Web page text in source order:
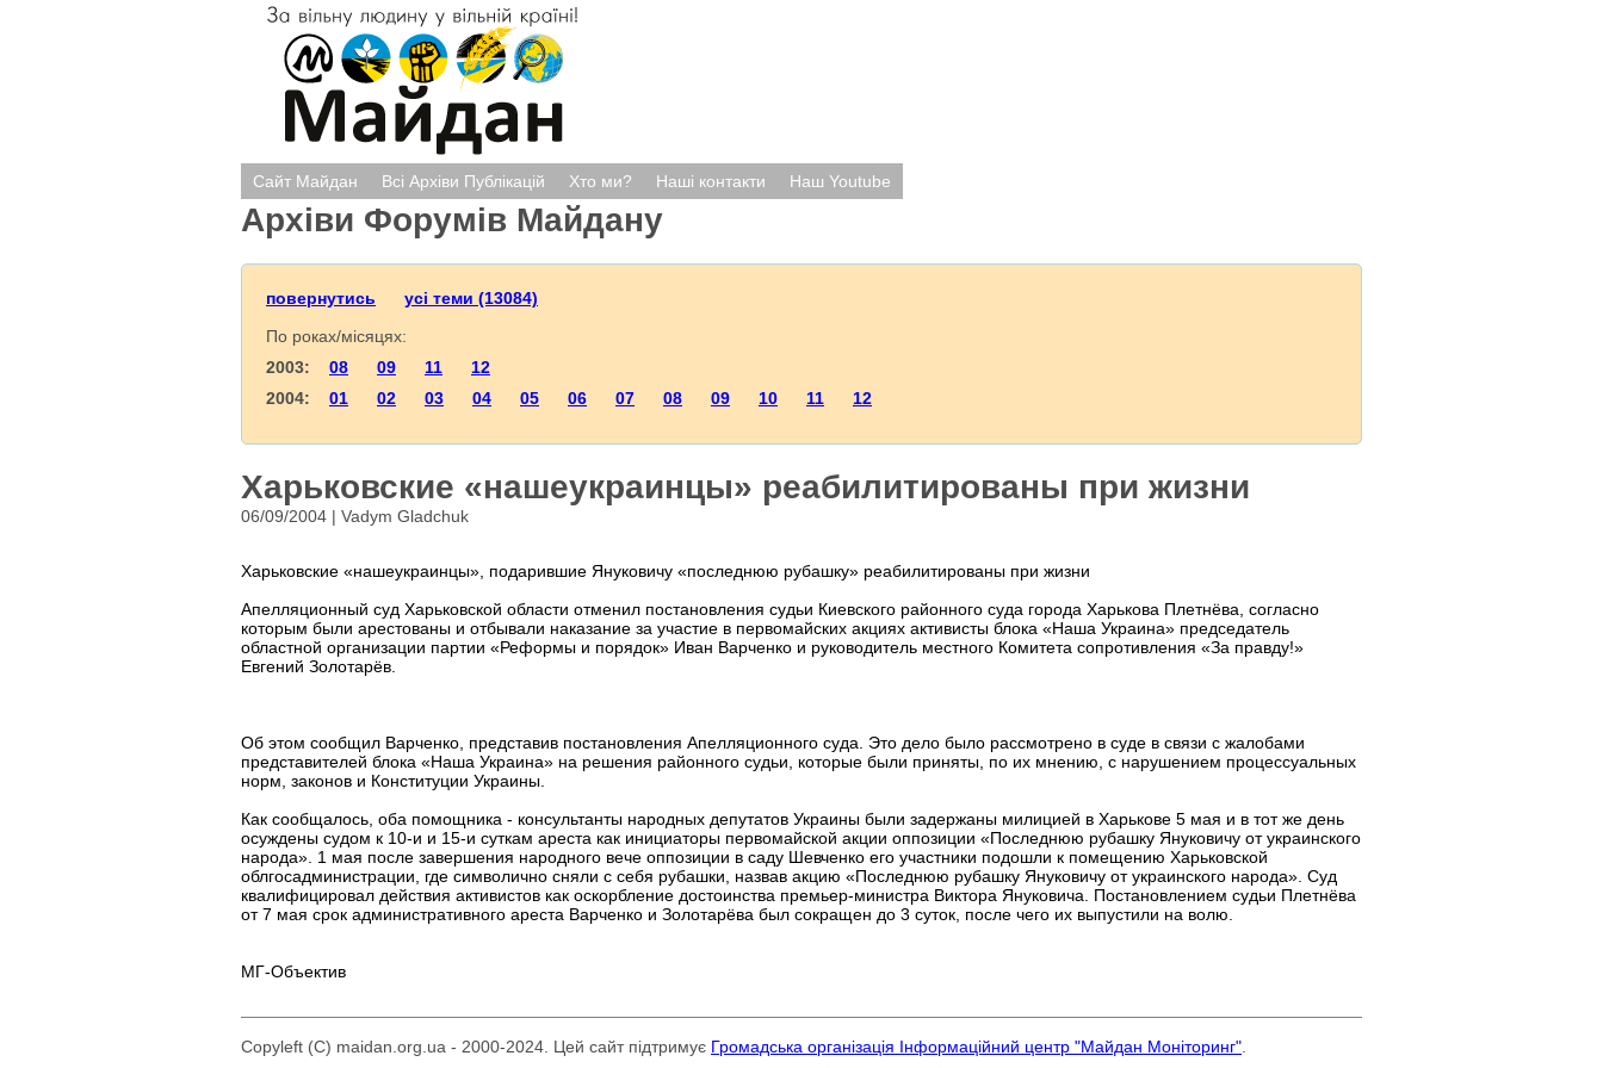
Сайт Майдан Всі Архіви Публікацій Хто ми? Наші контакти Наш Youtube
Архіви Форумів Майдану
повернутись
усі теми (13084)
По роках/місяцях:
2003: 08 09 11
12
2004: 01 02 03 04 05 06 07 08 09 10 11 12
Харьковские «нашеукраинцы» реабилитированы при жизни
06/09/2004 | Vadym Gladchuk
Харьковские «нашеукраинцы», подарившие Януковичу «последнюю рубашку» реабилитированы при жизни
Апелляционный суд Харьковской области отменил постановления судьи Киевского районного суда города Харькова Плетнёва, согласно
которым были арестованы и отбывали наказание за участие в первомайских акциях активисты блока «Наша Украина» председатель
областной организации партии «Реформы и порядок» Иван Варченко и руководитель местного Комитета сопротивления «За правду!»
Евгений Золотарёв.
Об этом сообщил Варченко, представив постановления Апелляционного суда. Это дело было рассмотрено в суде в связи с жалобами
представителей блока «Наша Украина» на решения районного судьи, которые были приняты, по их мнению, с нарушением процессуальных
норм, законов и Конституции Украины.
Как сообщалось, оба помощника - консультанты народных депутатов Украины были задержаны милицией в Харькове 5 мая и в тот же день
осуждены судом к 10-и и 15-и суткам ареста как инициаторы первомайской акции оппозиции «Последнюю рубашку Януковичу от украинского
народа». 1 мая после завершения народного вече оппозиции в саду Шевченко его участники подошли к помещению Харьковской
облгосадминистрации, где символично сняли с себя рубашки, назвав акцию «Последнюю рубашку Януковичу от украинского народа». Суд
квалифицировал действия активистов как оскорбление достоинства премьер-министра Виктора Януковича. Постановлением судьи Плетнёва
от 7 мая срок административного ареста Варченко и Золотарёва был сокращен до 3 суток, после чего их выпустили на волю.
МГ-Объектив
Copyleft (C) maidan.org.ua - 2000-2024. Цей сайт підтримує Громадська організація Інформаційний центр "Майдан Моніторинг"